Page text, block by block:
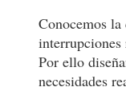
Conocemos
interrupciones
Por ello
necesidades